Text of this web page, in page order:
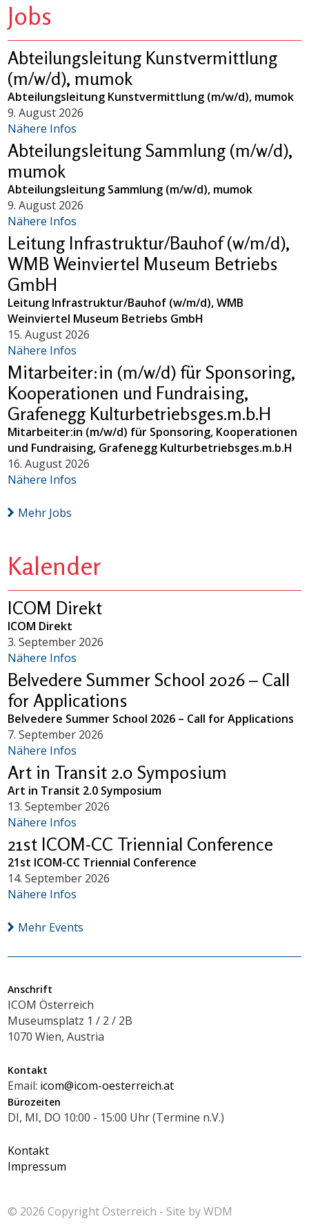
Jobs
Abteilungsleitung Kunstvermittlung
(m/w/d), mumok
Abteilungsleitung Kunstvermittlung (m/w/d), mumok
9. August 2026
Nähere Infos
Abteilungsleitung Sammlung (m/w/d),
mumok
Abteilungsleitung Sammlung (m/w/d), mumok
9. August 2026
Nähere Infos
Leitung Infrastruktur/Bauhof (w/m/d),
WMB Weinviertel Museum Betriebs
GmbH
Leitung Infrastruktur/Bauhof (w/m/d), WMB
Weinviertel Museum Betriebs GmbH
15. August 2026
Nähere Infos
Mitarbeiter:in (m/w/d) für Sponsoring,
Kooperationen und Fundraising,
Grafenegg Kulturbetriebsges.m.b.H
Mitarbeiter:in (m/w/d) für Sponsoring, Kooperationen
und Fundraising, Grafenegg Kulturbetriebsges.m.b.H
16. August 2026
Nähere Infos
Mehr Jobs
Kalender
ICOM Direkt
ICOM Direkt
3. September 2026
Nähere Infos
Belvedere Summer School 2026 – Call
for Applications
Belvedere Summer School 2026 – Call for Applications
7. September 2026
Nähere Infos
Art in Transit 2.0 Symposium
Art in Transit 2.0 Symposium
13. September 2026
Nähere Infos
21st ICOM-CC Triennial Conference
21st ICOM-CC Triennial Conference
14. September 2026
Nähere Infos
Mehr Events
Anschrift
ICOM Österreich
Museumsplatz 1 / 2 / 2B
1070 Wien, Austria
Kontakt
Email: icom@icom-oesterreich.at
Bürozeiten
DI, MI, DO 10:00 - 15:00 Uhr (Termine n.V.)
Kontakt
Impressum
© 2026 CopyrightÖsterreich - Site byWDM